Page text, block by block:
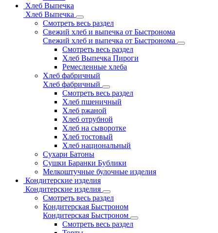
Хлеб Выпечка
Хлеб Выпечка
Смотреть весь раздел
Свежий хлеб и выпечка от Быстронома
Свежий хлеб и выпечка от Быстронома
Смотреть весь раздел
Хлеб Выпечка Пироги
Ремесленные хлеба
Хлеб фабричный
Хлеб фабричный
Смотреть весь раздел
Хлеб пшеничный
Хлеб ржаной
Хлеб отрубной
Хлеб на сыворотке
Хлеб тостовый
Хлеб национальный
Сухари Батоны
Сушки Баранки Бублики
Мелкоштучные булочные изделия
Кондитерские изделия
Кондитерские изделия
Смотреть весь раздел
Кондитерская Быстроном
Кондитерская Быстроном
Смотреть весь раздел